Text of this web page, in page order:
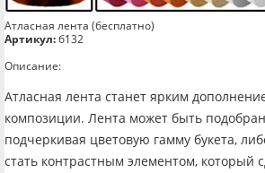
Атласная лента (бесплатно)
Артикул:б132
Описание:
Атласная лента станет ярким
композиции. Лента может быть
подчеркивая цветовую гамму букета,
стать контрастным элементом, который